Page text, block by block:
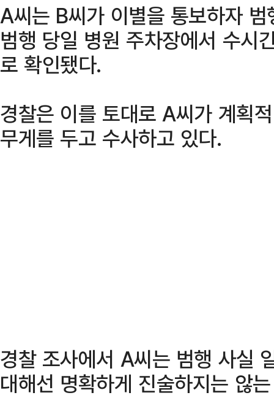
A씨는 B씨가 이별을 통보하자
범행 당일 병원 주차장에서 수시
로 확인됐다.
경찰은 이를 토대로 A씨가 계획
무게를 두고 수사하고 있다.
경찰 조사에서 A씨는 범행 사실
대해선 명확하게 진술하지는 않